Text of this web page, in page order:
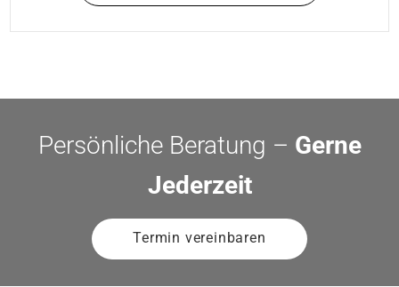
Persönliche Beratung – Gerne
Jederzeit
Termin vereinbaren